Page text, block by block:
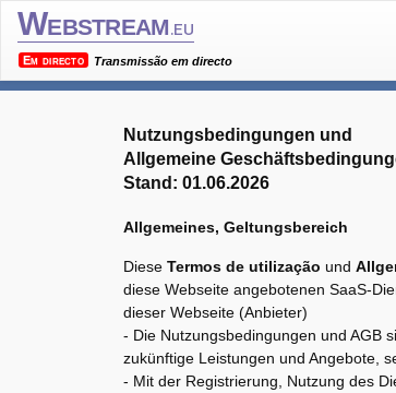
Webstream.eu
Em directo Transmissão em directo
Nutzungsbedingungen und
Allgemeine
Stand: 01.06.2026
Allgemeines, Geltungsbereich
Diese Termos de utilização und
diese Webseite angebotenen SaaS-
dieser Webseite (Anbieter)
- Die Nutzungsbedingungen und AGB
zukünftige Leistungen und Angebote,
- Mit der Registrierung, Nutzung des